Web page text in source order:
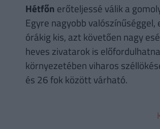
Hétfőn erőteljessé válik a
Egyre nagyobb
órákig kis, azt követően nagy
heves zivatarok is
környezetében viharos
és 26 fok között várható.